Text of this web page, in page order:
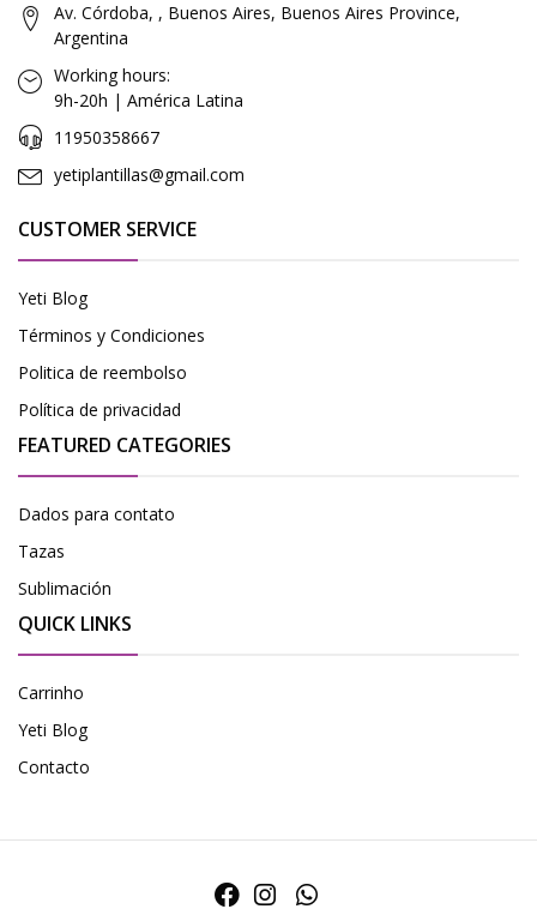
Av. Córdoba, , Buenos Aires, Buenos Aires Province,
Argentina
Working hours:
9h-20h | América Latina
11950358667
yetiplantillas@gmail.com
CUSTOMER SERVICE
Yeti Blog
Términos y Condiciones
Politica de reembolso
Política de privacidad
FEATURED CATEGORIES
Dados para contato
Tazas
Sublimación
QUICK LINKS
Carrinho
Yeti Blog
Contacto